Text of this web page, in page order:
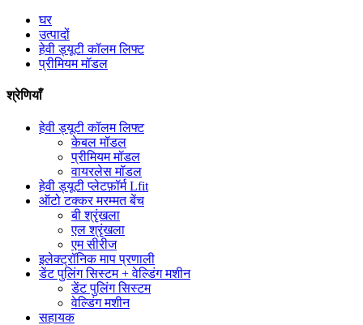
घर
उत्पादों
हेवी ड्यूटी कॉलम लिफ्ट
प्रीमियम मॉडल
श्रेणियाँ
हेवी ड्यूटी कॉलम लिफ्ट
केबल मॉडल
प्रीमियम मॉडल
वायरलेस मॉडल
हेवी ड्यूटी प्लेटफ़ॉर्म Lfit
ऑटो टक्कर मरम्मत बेंच
बी श्रृंखला
एल श्रृंखला
एम सीरीज
इलेक्ट्रॉनिक माप प्रणाली
डेंट पुलिंग सिस्टम + वेल्डिंग मशीन
डेंट पुलिंग सिस्टम
वेल्डिंग मशीन
सहायक